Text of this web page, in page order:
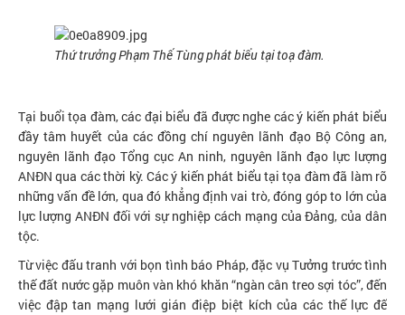
Thứ trưởng Phạm Thế Tùng phát biểu tại toạ đàm.
Tại buổi tọa đàm, các đại biểu đã được nghe các ý kiến phát biểu
đầy tâm huyết của các đồng chí nguyên lãnh đạo Bộ Công an,
nguyên lãnh đạo Tổng cục An ninh, nguyên lãnh đạo lực lượng
ANĐN qua các thời kỳ. Các ý kiến phát biểu tại tọa đàm đã làm rõ
những vấn đề lớn, qua đó khẳng định vai trò, đóng góp to lớn của
lực lượng ANĐN đối với sự nghiệp cách mạng của Đảng, của dân
tộc.
Từ việc đấu tranh với bọn tình báo Pháp, đặc vụ Tưởng trước tình
thế đất nước gặp muôn vàn khó khăn “ngàn cân treo sợi tóc”, đến
việc đập tan mạng lưới gián điệp biệt kích của các thế lực đế